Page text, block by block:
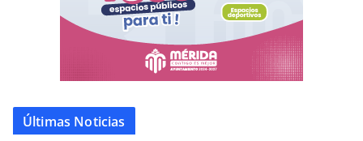
Últimas Noticias